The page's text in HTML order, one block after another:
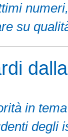
su
in
degli